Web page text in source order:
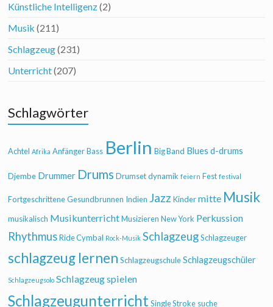
Künstliche Intelligenz(2)
Musik (211)
Schlagzeug(231)
Unterricht(207)
Schlagwörter
Achtel Afrika Anfänger Bass Berlin Big Band Blues d-drums
Djembe Drummer Drums Drumset dynamik feiern Fest festival
Fortgeschrittene Gesundbrunnen Indien Jazz Kinder mitte Musik
musikalisch Musikunterricht Musizieren New York Perkussion
Rhythmus Ride Cymbal Rock-Musik Schlagzeug Schlagzeuger
schlagzeug lernen Schlagzeugschule Schlagzeugschüler
Schlagzeugsolo Schlagzeug spielen
Schlagzeugunterricht Single Stroke suche